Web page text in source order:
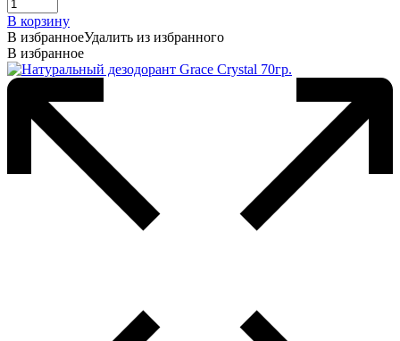
В корзину
В избранноеУдалить из избранного
В избранное